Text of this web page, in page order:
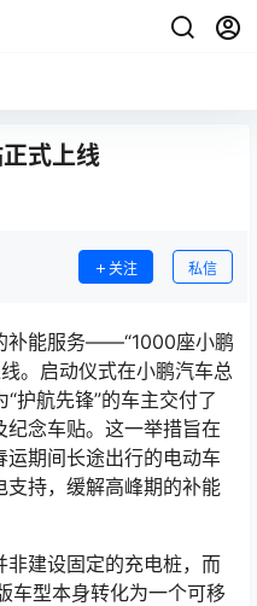
式上线
关注 私信
补能服务——“1000座小鹏
。启动仪式在小鹏汽车总
护航先锋”的车主交付了
念车贴。这一举措旨在
期间长途出行的电动车
支持，缓解高峰期的补能
建设固定的充电桩，而
车型本身转化为一个可移